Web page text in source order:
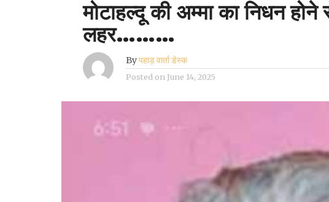
मोटाहल्दू की अम्मा का निधन
लहर………
Byपहाड़ वार्ता डेस्क
Posted on June 14, 2025